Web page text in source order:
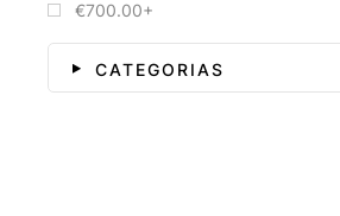
€700.00+
CATEGORIAS